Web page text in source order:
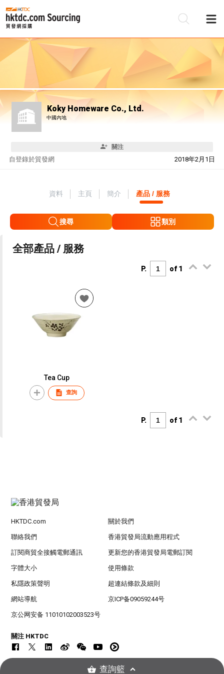
Koky Homeware Co., Ltd.
中國內地
關注
自 2018年2月1日
登錄於貿發網
資料 主頁 簡介 產品 / 服務
搜尋 類別
全部產品 / 服務
P. of 1
Tea Cup
查詢
P. of 1
HKTDC.com 關於我們
聯絡我們 香港貿發局流動應用程式
訂閱商貿全接觸電郵通訊 更新您的香港貿發局電郵訂閱
字體大小 使用條款
私隱政策聲明 超連結條款及細則
網站導航 京ICP备09059244号
京公网安备 11010102003523号
關注 HKTDC
查詢籃